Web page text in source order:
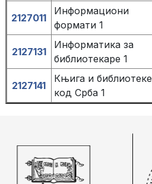
2127011
Информациони
формати 1
2127131
Информатика за
библиотекаре 1
2127141
Књига и библиотеке
код Срба 1